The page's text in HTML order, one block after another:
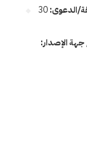
الدعوى:30
الإصدار: